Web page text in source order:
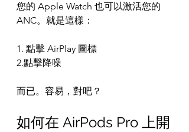
您的 Apple Watch 也可以激活您的
ANC。就是這樣：
1. 點擊 AirPlay 圖標
2.點擊降噪
而已。容易，對吧？
如何在 AirPods Pro 上開